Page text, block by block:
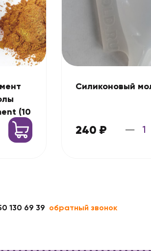
(10
Силиконовый
240 ₽
130 69 39 обратный звонок